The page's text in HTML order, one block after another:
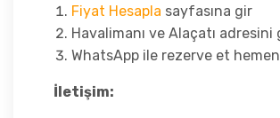
Fiyat Hesapla sayfasına gir
Havalimanı ve Alaçatı adresini
WhatsApp ile rezerve et
İletişim: